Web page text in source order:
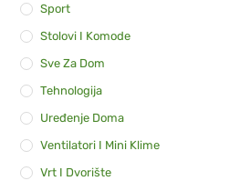
Sport
Stolovi I Komode
Sve Za Dom
Tehnologija
Uređenje Doma
Ventilatori I Mini Klime
Vrt I Dvorište